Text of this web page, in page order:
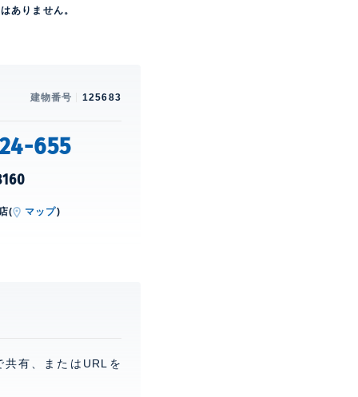
ありません。
建物番号 125683
655
( マップ)
共有、またはURLを